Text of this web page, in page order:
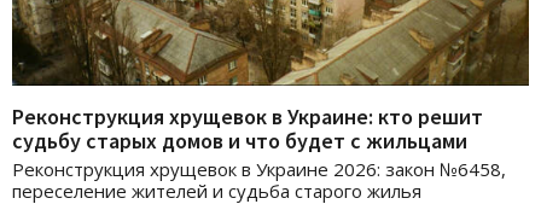
Реконструкция хрущевок в Украине: кто решит
судьбу старых домов и что будет с жильцами
Реконструкция хрущевок в Украине 2026: закон №6458,
переселение жителей и судьба старого жилья